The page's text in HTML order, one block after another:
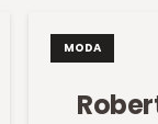
MODA